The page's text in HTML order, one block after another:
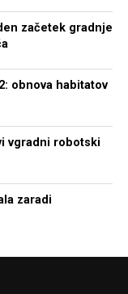
začetek gradnje
obnova habitatov
vgradni robotski
zaradi